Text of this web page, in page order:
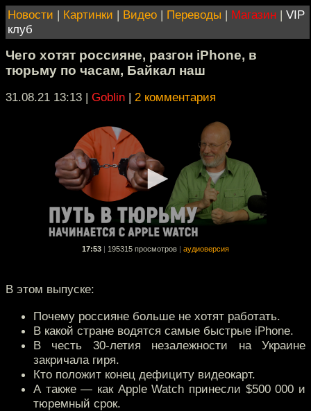
Новости | Картинки | Видео | Переводы | Магазин | VIP
клуб
Чего хотят россияне, разгон iPhone, в
тюрьму по часам, Байкал наш
31.08.21 13:13 | Goblin | 2 комментария
17:53 195315 просмотров аудиоверсия
В этом выпуске:
Почему россияне больше не хотят работать.
В какой стране водятся самые быстрые iPhone.
В честь 30-летия незалежности на Украине
закричала гиря.
Кто положит конец дефициту видеокарт.
А также — как Apple Watch принесли $500 000 и
тюремный срок.